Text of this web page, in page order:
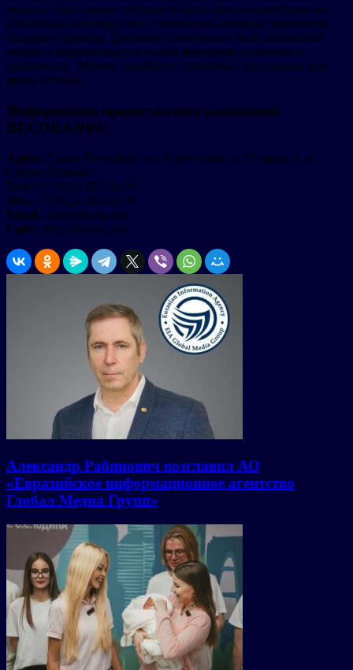
модели. Счастливые обладатели просторного пространства
для водных процедур могут подобрать изящные комплекты
большого размера. Цветовая гамма может быть абсолютно
любой и ограничивается только фантазией клиентов и
дизайнеров. Можно подобрать спокойные, природные или
яркие оттенки.
Информация предоставлена компанией
DECORA.PRO
Адрес: Санкт-Петербург, ул. Туристская, д. 23, корп. 1, м.
Старая Деревня
Тел.: +7 (812) 922-50-70
Тел.: +7 (812) 922-40-70
Email: info@decora.pro
Сайт: http://decora.pro/
Александр Рабинович возглавил АО
«Евразийское информационное агентство
Глобал Медиа Групп»